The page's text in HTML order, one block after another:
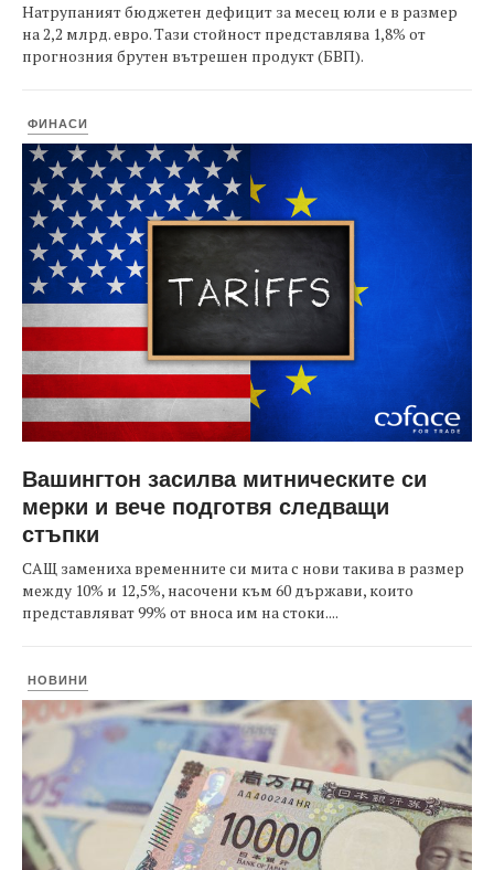
Натрупаният бюджетен дефицит за месец юли е в размер
на 2,2 млрд. евро. Тази стойност представлява 1,8% от
прогнозния брутен вътрешен продукт (БВП).
ФИНАСИ
Вашингтон засилва митническите си
мерки и вече подготвя следващи
стъпки
САЩ замениха временните си мита с нови такива в размер
между 10% и 12,5%, насочени към 60 държави, които
представляват 99% от вноса им на стоки....
НОВИНИ